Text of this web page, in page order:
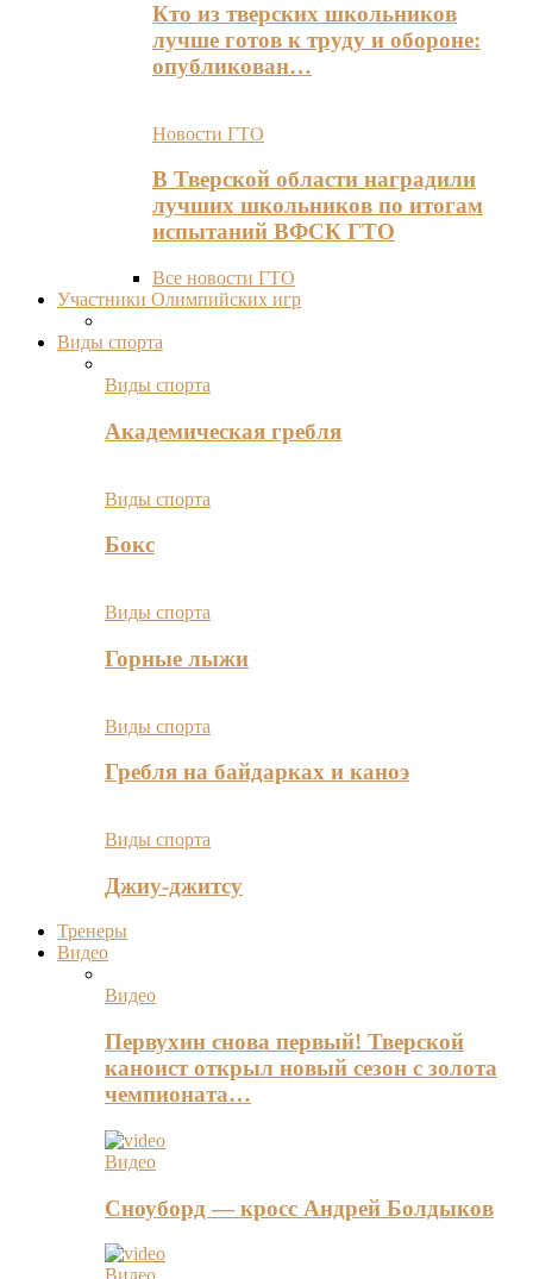
Кто из тверских школьников
лучше готов к труду и обороне:
опубликован…
Новости ГТО
В Тверской области наградили
лучших школьников по итогам
испытаний ВФСК ГТО
Все новости ГТО
Участники Олимпийских игр
Виды спорта
Виды спорта
Академическая гребля
Виды спорта
Бокс
Виды спорта
Горные лыжи
Виды спорта
Гребля на байдарках и каноэ
Виды спорта
Джиу-джитсу
Тренеры
Видео
Видео
Первухин снова первый! Тверской
каноист открыл новый сезон с золота
чемпионата…
Видео
Сноуборд — кросс Андрей Болдыков